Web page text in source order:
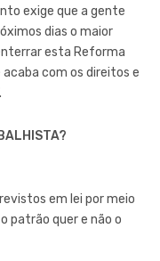
exige que a gente
dias o maior
esta Reforma
com os direitos e
em lei por meio
patrão quer e não o